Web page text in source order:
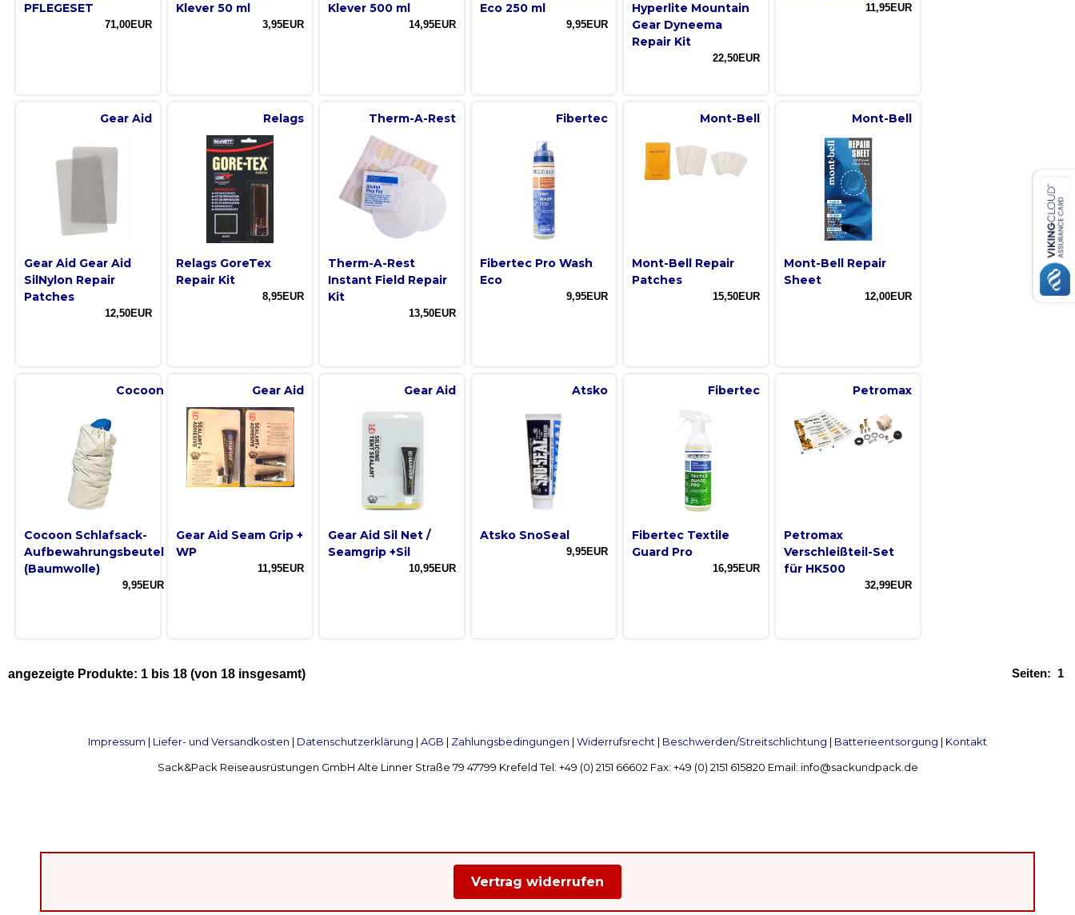
PFLEGESET
71,00EUR
Klever 50 ml
3,95EUR
Klever 500 ml
14,95EUR
Eco 250 ml
9,95EUR
Hyperlite Mountain
Gear Dyneema
Repair Kit
22,50EUR
11,95EUR
Gear Aid
Gear Aid Gear Aid
SilNylon Repair
Patches
12,50EUR
Relags
Relags GoreTex
Repair Kit
8,95EUR
Therm-A-Rest
Therm-A-Rest
Instant Field Repair
Kit
13,50EUR
Fibertec
Fibertec Pro Wash
Eco
9,95EUR
Mont-Bell
Mont-Bell Repair
Patches
15,50EUR
Mont-Bell
Mont-Bell Repair
Sheet
12,00EUR
Cocoon
Cocoon Schlafsack-
Aufbewahrungsbeutel
(Baumwolle)
9,95EUR
Gear Aid
Gear Aid Seam Grip +
WP
11,95EUR
Gear Aid
Gear Aid Sil Net /
Seamgrip +Sil
10,95EUR
Atsko
Atsko SnoSeal
9,95EUR
Fibertec
Fibertec Textile
Guard Pro
16,95EUR
Petromax
Petromax
Verschleißteil-Set
für HK500
32,99EUR
Seiten: 1
angezeigte Produkte: 1 bis 18 (von 18 insgesamt)
Impressum | Liefer- und Versandkosten | Datenschutzerklärung | AGB | Zahlungsbedingungen | Widerrufsrecht | Beschwerden/Streitschlichtung | Batterieentsorgung | Kontakt
Sack&Pack Reiseausrüstungen GmbH Alte Linner Straße 79 47799 Krefeld Tel: +49 (0) 2151 66602 Fax: +49 (0) 2151 615820 Email: info@sackundpack.de
Vertrag widerrufen